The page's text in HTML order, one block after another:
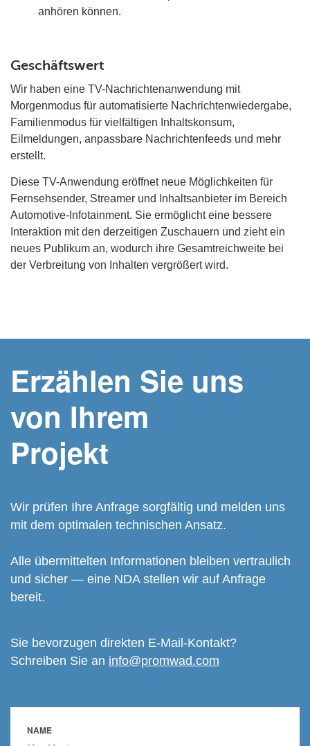
anhören können.
Geschäftswert
Wir haben eine TV-Nachrichtenanwendung mit
Morgenmodus für automatisierte Nachrichtenwiedergabe,
Familienmodus für vielfältigen Inhaltskonsum,
Eilmeldungen, anpassbare Nachrichtenfeeds und mehr
erstellt.
Diese TV-Anwendung eröffnet neue Möglichkeiten für
Fernsehsender, Streamer und Inhaltsanbieter im Bereich
Automotive-Infotainment. Sie ermöglicht eine bessere
Interaktion mit den derzeitigen Zuschauern und zieht ein
neues Publikum an, wodurch ihre Gesamtreichweite bei
der Verbreitung von Inhalten vergrößert wird.
Erzählen Sie uns
von Ihrem
Projekt
Wir prüfen Ihre Anfrage sorgfältig und melden uns
mit dem optimalen technischen Ansatz.
Alle übermittelten Informationen bleiben vertraulich
und sicher — eine NDA stellen wir auf Anfrage
bereit.
Sie bevorzugen direkten E-Mail-Kontakt?
Schreiben Sie an info@promwad.com
NAME